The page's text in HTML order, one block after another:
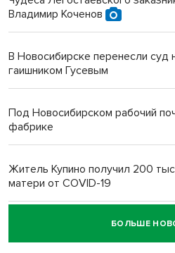
Владимир Коченов
В Новосибирске перенесли суд
гаишником Гусевым
Под Новосибирском рабочий
фабрике
Житель Купино получил 200
матери от COVID-19
Новосибирский суд наказал
пенсионерки на вокзале
БОЛЬШЕ